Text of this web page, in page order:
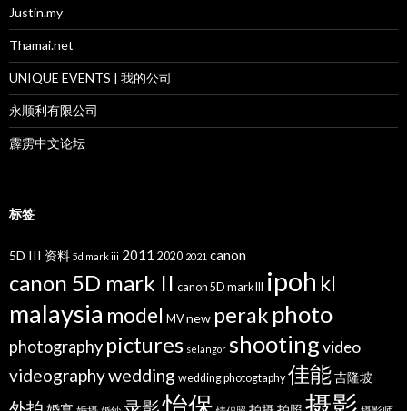
Justin.my
Thamai.net
UNIQUE EVENTS | 我的公司
永顺利有限公司
霹雳中文论坛
标签
5D III 资料 5d mark iii 2011 2020 2021 canon
canon 5D mark II canon 5D mark III ipoh kl
malaysia model MV new perak photo
photography pictures selangor shootingvideo
videographywedding wedding photogtaphy 佳能吉隆坡
摄影